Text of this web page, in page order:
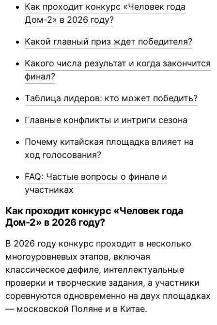
Как проходит конкурс «Человек года
Дом-2» в 2026 году?
Какой главный приз ждет победителя?
Какого числа результат и когда закончится
финал?
Таблица лидеров: кто может победить?
Главные конфликты и интриги сезона
Почему китайская площадка влияет на
ход голосования?
FAQ: Частые вопросы о финале и
участниках
Как проходит конкурс «Человек года
Дом-2» в 2026 году?
В 2026 году конкурс проходит в несколько
многоуровневых этапов, включая
классическое дефиле, интеллектуальные
проверки и творческие задания, а участники
соревнуются одновременно на двух площадках
— московской Поляне и в Китае.